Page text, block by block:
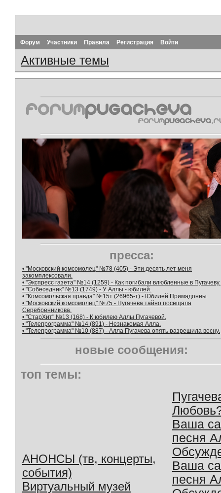
Форум Участники Правила Регистрация Войти
Активные темы
пресса:
• "Московский комсомолец" №78 (405) - Эти десять лет меня
закомплексовали.
• "Экспресс газета" №14 (1259) - Как погибали влюбленные в Пугачеву.
• "Собеседник" №13 (1749) - У Аллы - юбилей.
• "Комсомольская правда" №15т (26965-т) - Юбилей Примадонны.
• "Московский комсомолец" №75 - Пугачева тайно посещала
Серебренникова.
• "СтарХит" №13 (168) - К юбилею Аллы Пугачевой.
• "Телепрограмма" №14 (891) - Незнакомая Алла.
• "Телепрограмма" №10 (887) - Алла Пугачева опять разрешила весну.
новые сообщения:
топ темы:
АНОНСЫ (тв, концерты,
события)
Виртуальный музей
Ваша
песня
Ваша
песня